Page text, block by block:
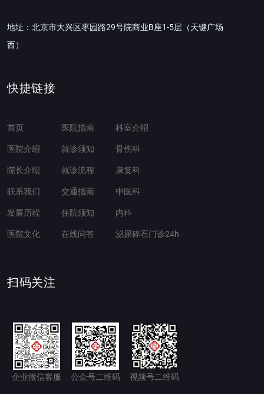
地址：北京市大兴区枣园路29号院商业B座1-5层（天键广场
西）
快捷链接
首页
医院介绍
院长介绍
联系我们
发展历程
医院文化
医院指南
就诊须知
就诊流程
交通指南
住院须知
在线问答
科室介绍
骨伤科
康复科
中医科
内科
泌尿碎石门诊24h
扫码关注
企业微信客服 公众号二维码 视频号二维码